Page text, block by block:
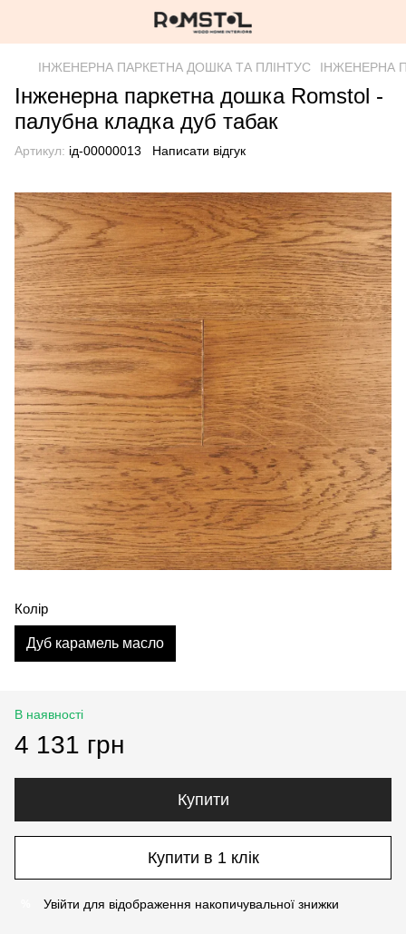
ІНЖЕНЕРНА ПАРКЕТНА ДОШКА ТА ПЛІНТУС ІНЖЕНЕРНА
Інженерна паркетна дошка Romstol -
палубна кладка дуб табак
Артикул: ід-00000013 Написати відгук
Колір
Дуб карамель масло
В наявності
4 131 грн
Купити
Купити в 1 клік
Увійти для відображення накопичувальної знижки